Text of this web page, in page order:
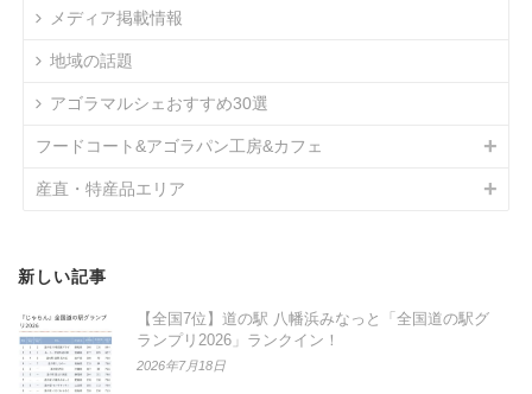
メディア掲載情報
地域の話題
アゴラマルシェおすすめ30選
フードコート&アゴラパン工房&カフェ
産直・特産品エリア
新しい記事
【全国7位】道の駅 八幡浜みなっと「全国道の駅グ
ランプリ2026」ランクイン！
2026年7月18日